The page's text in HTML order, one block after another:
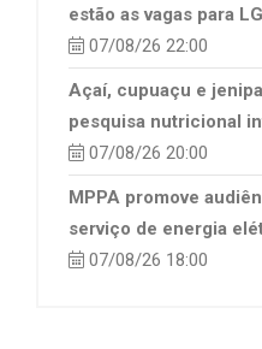
estão as vagas para
07/08/26 22:00
Açaí, cupuaçu e
pesquisa nutricional
07/08/26 20:00
MPPA promove
serviço de energia
07/08/26 18:00